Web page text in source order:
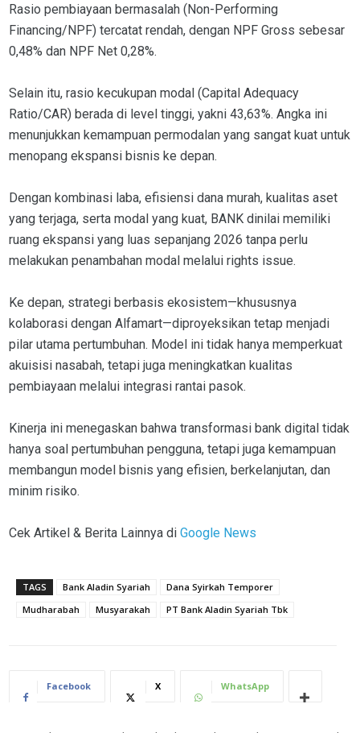
Rasio pembiayaan bermasalah (Non-Performing
Financing/NPF) tercatat rendah, dengan NPF Gross sebesar
0,48% dan NPF Net 0,28%.
Selain itu, rasio kecukupan modal (Capital Adequacy
Ratio/CAR) berada di level tinggi, yakni 43,63%. Angka ini
menunjukkan kemampuan permodalan yang sangat kuat untuk
menopang ekspansi bisnis ke depan.
Dengan kombinasi laba, efisiensi dana murah, kualitas aset
yang terjaga, serta modal yang kuat, BANK dinilai memiliki
ruang ekspansi yang luas sepanjang 2026 tanpa perlu
melakukan penambahan modal melalui rights issue.
Ke depan, strategi berbasis ekosistem—khususnya
kolaborasi dengan Alfamart—diproyeksikan tetap menjadi
pilar utama pertumbuhan. Model ini tidak hanya memperkuat
akuisisi nasabah, tetapi juga meningkatkan kualitas
pembiayaan melalui integrasi rantai pasok.
Kinerja ini menegaskan bahwa transformasi bank digital tidak
hanya soal pertumbuhan pengguna, tetapi juga kemampuan
membangun model bisnis yang efisien, berkelanjutan, dan
minim risiko.
Cek Artikel & Berita Lainnya di Google News
TAGS Bank Aladin Syariah
Dana Syirkah Temporer
Mudharabah
Musyarakah PT Bank Aladin Syariah Tbk
Facebook X WhatsApp